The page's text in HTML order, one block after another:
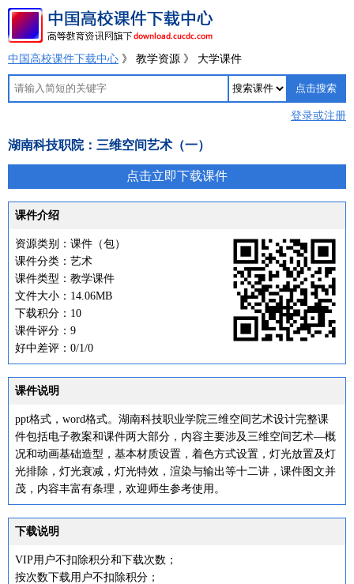
中国高校课件下载中心 》 教学资源 》 大学课件
登录或注册
湖南科技职院：三维空间艺术（一）
点击立即下载课件
课件介绍
资源类别：课件（包）
课件分类：艺术
课件类型：教学课件
文件大小：14.06MB
下载积分：10
课件评分：9
好中差评：0/1/0
课件说明
ppt格式，word格式。湖南科技职业学院三维空间艺术设计完整课
件包括电子教案和课件两大部分，内容主要涉及三维空间艺术—概
况和动画基础造型，基本材质设置，着色方式设置，灯光放置及灯
光排除，灯光衰减，灯光特效，渲染与输出等十二讲，课件图文并
茂，内容丰富有条理，欢迎师生参考使用。
下载说明
VIP用户不扣除积分和下载次数；
按次数下载用户不扣除积分；